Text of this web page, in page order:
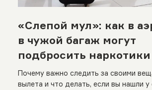
«Слепой мул»: как в
в чужой багаж могут
подбросить наркотики
Почему важно следить за своими
вылета и что делать, если вы нашли